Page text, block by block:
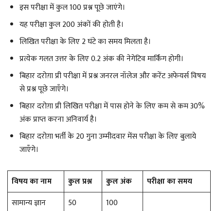
इस परीक्षा में कुल 100 प्रश्न पूछे जाएंगे।
यह परीक्षा कुल 200 अंकों की होती है।
लिखित परीक्षा के लिए 2 घंटे का समय मिलता है।
प्रत्येक गलत उत्तर के लिए 0.2 अंक की नेगेटिव मार्किंग होगी।
बिहार दरोग़ा प्री परीक्षा में प्रश्न जनरल नॉलेज और करेंट अफेयर्स विषय
से प्रश्न पूछे जाएँगे।
बिहार दरोग़ा प्री लिखित परीक्षा में पास होने के लिए कम से कम 30%
अंक प्राप्त करना अनिवार्य है।
बिहार दरोग़ा भर्ती के 20 गुना उम्मीदवार मेंस परीक्षा के लिए बुलाये
जाएँगे।
विषयका नाम कुलप्रश्न कुलअंक परीक्षा कासमय
सामान्य ज्ञान
50 100